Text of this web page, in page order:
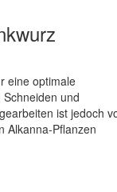
eine optimale
und
ist jedoch
Alkanna-Pflanzen